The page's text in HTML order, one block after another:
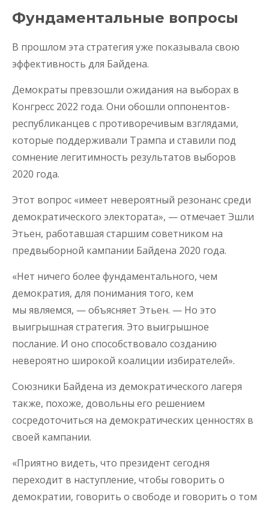
Фундаментальные вопросы
В прошлом эта стратегия уже показывала свою
эффективность для Байдена.
Демократы превзошли ожидания на выборах в
Конгресс 2022 года. Они обошли оппонентов-
республиканцев с противоречивым взглядами,
которые поддерживали Трампа и ставили под
сомнение легитимность результатов выборов
2020 года.
Этот вопрос «имеет невероятный резонанс среди
демократического электората», — отмечает Эшли
Этьен, работавшая старшим советником на
предвыборной кампании Байдена 2020 года.
«Нет ничего более фундаментального, чем
демократия, для понимания того, кем
мы являемся, — объясняет Этьен. — Но это
выигрышная стратегия. Это выигрышное
послание. И оно способствовало созданию
невероятно широкой коалиции избирателей».
Союзники Байдена из демократического лагеря
также, похоже, довольны его решением
сосредоточиться на демократических ценностях в
своей кампании.
«Приятно видеть, что президент сегодня
переходит в наступление, чтобы говорить о
демократии, говорить о свободе и говорить о том